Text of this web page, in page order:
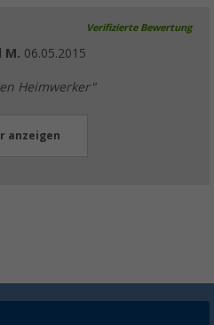
Verifizierte Bewertung
M. 06.05.2015
Heimwerker"
anzeigen